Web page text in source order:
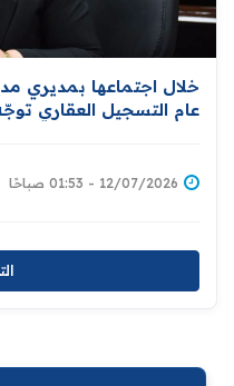
خلال اجتماعها بمديري
عام التسجيل العقاري
12/07/2026 - 01:53 صباحًا